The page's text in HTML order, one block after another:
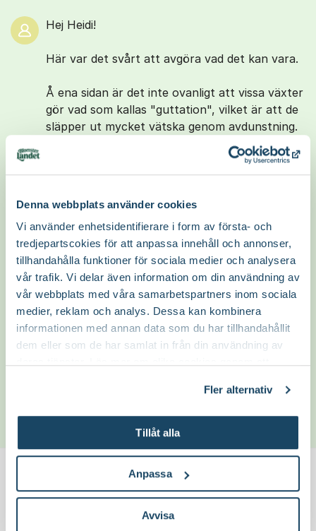
Denna webbplats använder cookies
Vi använder enhetsidentifierare i form av första- och
tredjepartscokies för att anpassa innehåll och annonser,
tillhandahålla funktioner för sociala medier och analysera
vår trafik. Vi delar även information om din användning av
vår webbplats med våra samarbetspartners inom sociala
medier, reklam och analys. Dessa kan kombinera
informationen med annan data som du har tillhandahållit
dem eller som de har samlat in från din användning av
Fler alternativ
Tillåt alla
Anpassa
Avvisa
Hej Heidi!
Här var det svårt att avgöra vad det kan vara.
Å ena sidan är det inte ovanligt att vissa växter
gör vad som kallas "guttation", vilket är att de
släpper ut mycket vätska genom avdunstning.
Flera sorters växter kan då släppa ut så
mycket fukt att det rakt ut droppar från
bladen.
Å andra sidan så finns också en risk att det
bladet har någon infektion eller tecken på röta,
då begonia är ganska känslig för detta.
Jag skulle rekommendera att för säkerhets
skull ta bort det bladet och hålla ett litet öga
på plantan. Din begonia verkar må riktigt bra
överlag så har du tur kommer den återhämta
sig fint.
Blomsterlandets kundklubb.Logga in här.